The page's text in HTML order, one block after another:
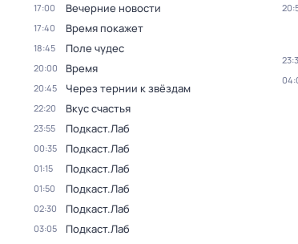
17:00 Вечерние новости
17:40 Время покажет
18:45 Поле чудес
20:00 Время
20:45 Через тернии к звёздам
22:20 Вкус счастья
23:55 Подкаст.Лаб
00:35 Подкаст.Лаб
01:15 Подкаст.Лаб
01:50 Подкаст.Лаб
02:30 Подкаст.Лаб
03:05 Подкаст.Лаб